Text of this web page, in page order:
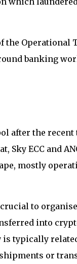
Operational
banking
after the
ECC and
mostly
to
into
typically
or